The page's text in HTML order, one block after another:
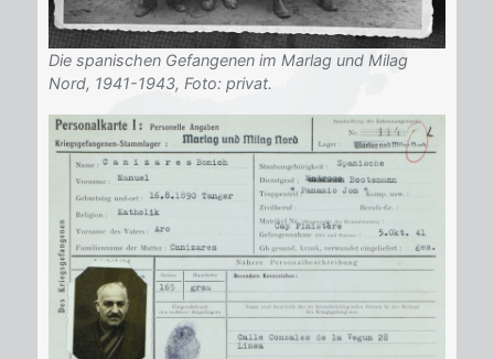
Die spanischen Gefangenen im Marlag und Milag
Nord, 1941-1943, Foto: privat.